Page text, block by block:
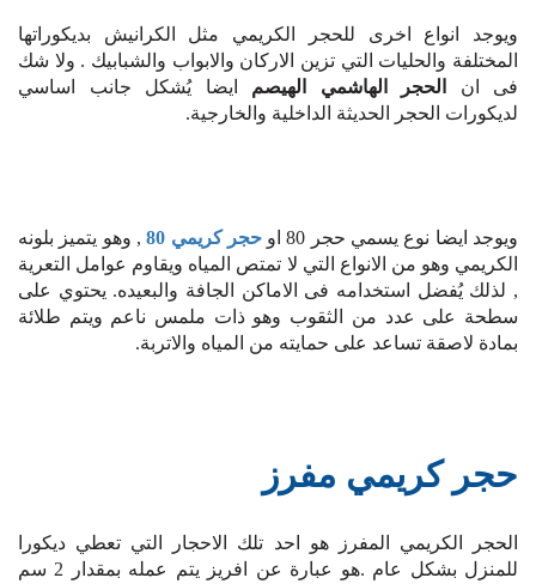
ويوجد انواع اخرى للحجر الكريمي مثل الكرانيش بديكوراتها
المختلفة والحليات التي تزين الاركان والابواب والشبابيك . ولا شك
فى ان
الحجر الهاشمي الهيصم
ايضا يُشكل جانب اساسي
لديكورات الحجر الحديثة الداخلية والخارجية.
ويوجد ايضا نوع يسمي حجر 80 او حجر كريمي 80
, وهو يتميز بلونه
الكريمي وهو من الانواع التي لا تمتص المياه ويقاوم عوامل التعرية
, لذلك يُفضل استخدامه فى الاماكن الجافة والبعيده. يحتوي على
سطحة على عدد من الثقوب وهو ذات ملمس ناعم ويتم طلائة
بمادة لاصقة تساعد على حمايته من المياه والاتربة.
حجر كريمي مفرز
الحجر الكريمي المفرز هو احد تلك الاحجار التي تعطي ديكورا
للمنزل بشكل عام .هو عبارة عن افريز يتم عمله بمقدار 2 سم